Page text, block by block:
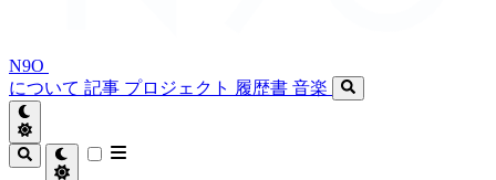
N9O
について 記事 プロジェクト 履歴書 音楽